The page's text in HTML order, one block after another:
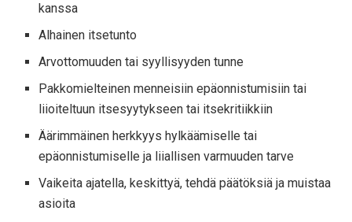
kanssa
Alhainen itsetunto
Arvottomuuden tai syyllisyyden tunne
Pakkomielteinen menneisiin epäonnistumisiin tai
liioiteltuun itsesyytykseen tai itsekritiikkiin
Äärimmäinen herkkyys hylkäämiselle tai
epäonnistumiselle ja liiallisen varmuuden tarve
Vaikeita ajatella, keskittyä, tehdä päätöksiä ja muistaa
asioita